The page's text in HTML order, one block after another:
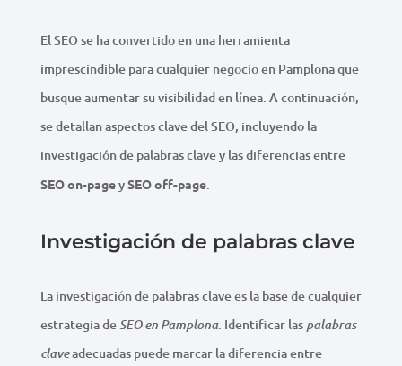
El SEO se ha convertido en una herramienta
imprescindible para cualquier negocio en Pamplona que
busque aumentar su visibilidad en línea. A continuación,
se detallan aspectos clave del SEO, incluyendo la
investigación de palabras clave y las diferencias entre
SEO on-pageySEO off-page.
Investigación de palabras clave
La investigación de palabras clave es la base de cualquier
estrategia de SEO en Pamplona. Identificar las palabras
claveadecuadas puede marcar la diferencia entre